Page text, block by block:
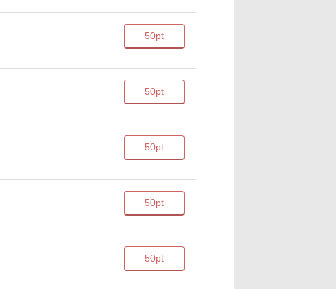
50pt
50pt
50pt
50pt
50pt